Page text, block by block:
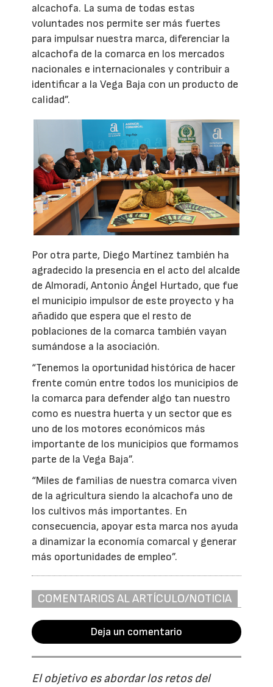
alcachofa. La suma de todas estas
voluntades nos permite ser más fuertes
para impulsar nuestra marca, diferenciar la
alcachofa de la comarca en los mercados
nacionales e internacionales y contribuir a
identificar a la Vega Baja con un producto de
calidad”.
Por otra parte, Diego Martínez también ha
agradecido la presencia en el acto del alcalde
de Almoradí, Antonio Ángel Hurtado, que fue
el municipio impulsor de este proyecto y ha
añadido que espera que el resto de
poblaciones de la comarca también vayan
sumándose a la asociación.
“Tenemos la oportunidad histórica de hacer
frente común entre todos los municipios de
la comarca para defender algo tan nuestro
como es nuestra huerta y un sector que es
uno de los motores económicos más
importante de los municipios que formamos
parte de la Vega Baja”.
“Miles de familias de nuestra comarca viven
de la agricultura siendo la alcachofa uno de
los cultivos más importantes. En
consecuencia, apoyar esta marca nos ayuda
a dinamizar la economía comarcal y generar
más oportunidades de empleo”.
COMENTARIOS AL ARTÍCULO/NOTICIA
Deja un comentario
El objetivo es abordar los retos del